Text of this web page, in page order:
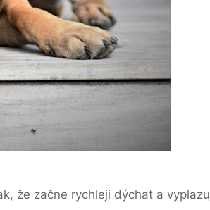
že začne rychleji dýchat a